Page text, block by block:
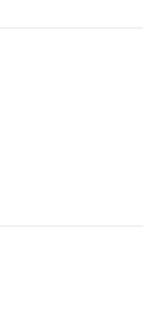
있을 것으로 보